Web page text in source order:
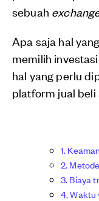
sebuah
Apa saja hal
memilih
hal yang perlu
platform jual
1.
2.
3. Biaya
4. Waktu